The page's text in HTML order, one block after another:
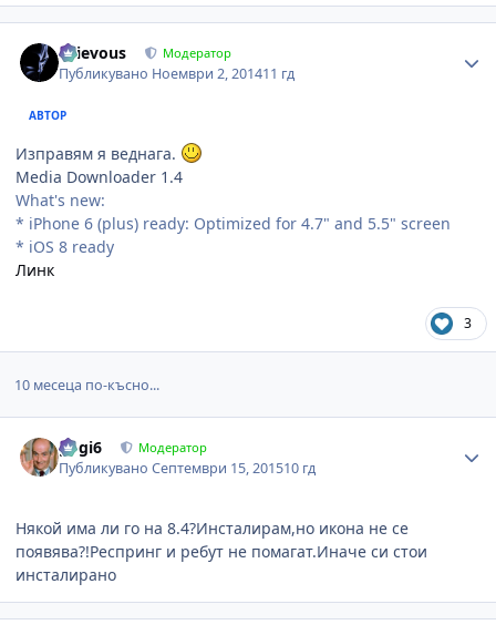
Grievous Модератор
Публикувано Ноември 2, 201411 гд
АВТОР
Изправям я веднага.
Media Downloader 1.4
What's new:
* iPhone 6 (plus) ready: Optimized for 4.7" and 5.5" screen
* iOS 8 ready
Линк
3
10 месеца по-късно...
gogi6 Модератор
ПубликуваноСептември 15, 201510 гд
Някой има ли го на 8.4?Инсталирам,но икона не се
появява?!Респринг и ребут не помагат.Иначе си стои
инсталирано